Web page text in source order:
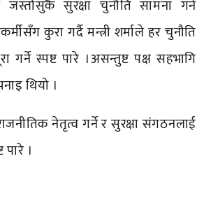
जस्तोसुकै सुरक्षा चुनौति सामना गर्न
कुरा गर्दै मन्त्री शर्माले हर चुनौति
गर्ने स्पष्ट पारे ।असन्तुष्ट पक्ष सहभागि
थियो ।
नेतृत्व गर्ने र सुरक्षा संगठनलाई
।